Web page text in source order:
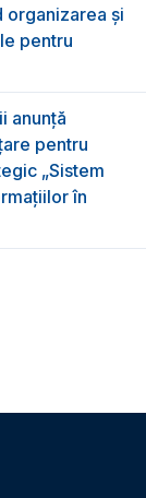
organizarea şi
pentru
anunță
pentru
„Sistem
în